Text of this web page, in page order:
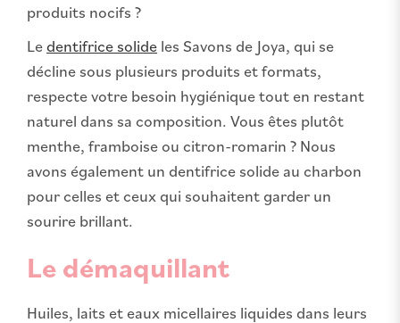
produits nocifs ?
Ledentifrice solide les Savons de Joya, qui se
décline sous plusieurs produits et formats,
respecte votre besoin hygiénique tout en restant
naturel dans sa composition. Vous êtes plutôt
menthe, framboise ou citron-romarin ? Nous
avons également un dentifrice solide au charbon
pour celles et ceux qui souhaitent garder un
sourire brillant.
Le démaquillant
Huiles, laits et eaux micellaires liquides dans leurs